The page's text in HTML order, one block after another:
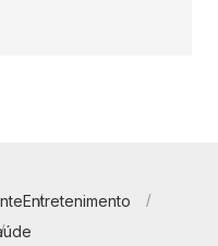
Entretenimento